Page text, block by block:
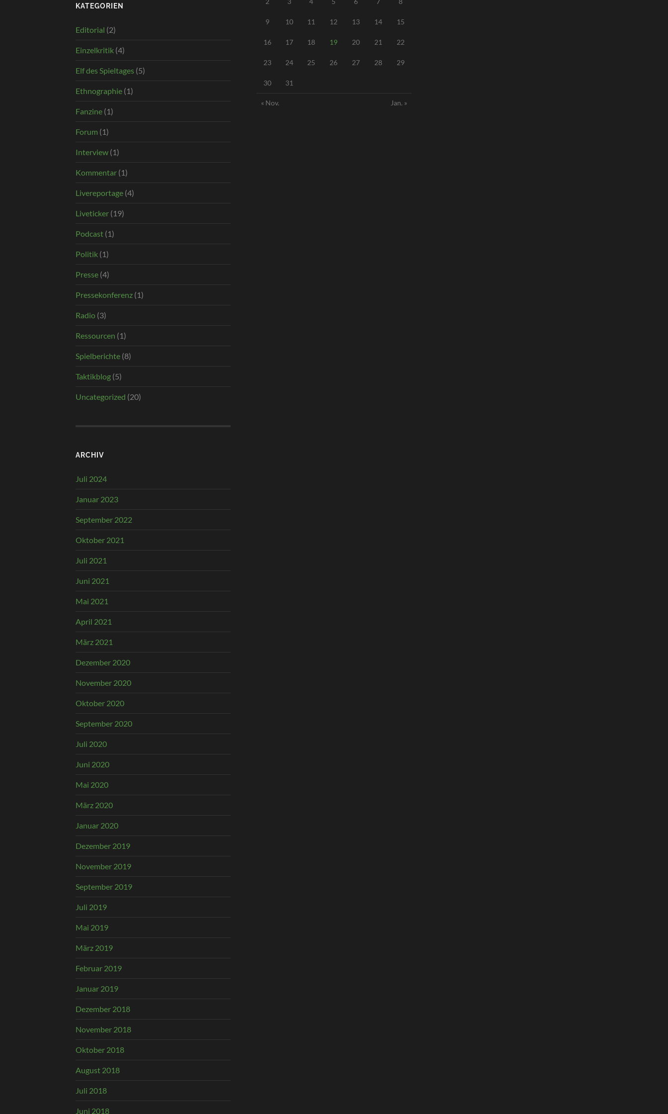
KATEGORIEN
Editorial (2)
Einzelkritik (4)
Elf des Spieltages (5)
Ethnographie (1)
Fanzine (1)
Forum (1)
Interview (1)
Kommentar (1)
Livereportage (4)
Liveticker (19)
Podcast (1)
Politik (1)
Presse (4)
Pressekonferenz (1)
Radio (3)
Ressourcen (1)
Spielberichte (8)
Taktikblog (5)
Uncategorized (20)
ARCHIV
Juli 2024
Januar 2023
September 2022
Oktober 2021
Juli 2021
Juni 2021
Mai 2021
April 2021
März 2021
Dezember 2020
November 2020
Oktober 2020
September 2020
Juli 2020
Juni 2020
Mai 2020
März 2020
Januar 2020
Dezember 2019
November 2019
September 2019
Juli 2019
Mai 2019
März 2019
Februar 2019
Januar 2019
Dezember 2018
November 2018
Oktober 2018
August 2018
Juli 2018
Juni 2018
9 10 11 12 13 14 15
16 17 18 19 20 21 22
23 24 25 26 27 28 29
30 31
« Nov. Jan. »